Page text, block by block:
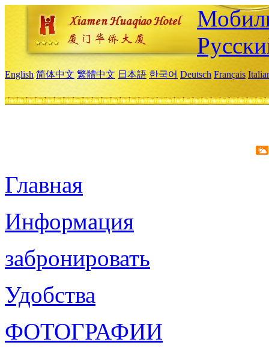
English 简体中文 繁體中文 日本語 한국어 Deutsch Français
Главная
Информация
забронировать
Удобства
ФОТОГРАФИИ